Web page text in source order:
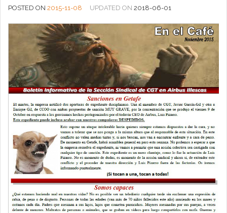
POSTED ON 2015-11-08 UPDATED ON 2018-06-01